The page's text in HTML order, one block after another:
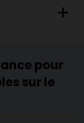
pour
sur le